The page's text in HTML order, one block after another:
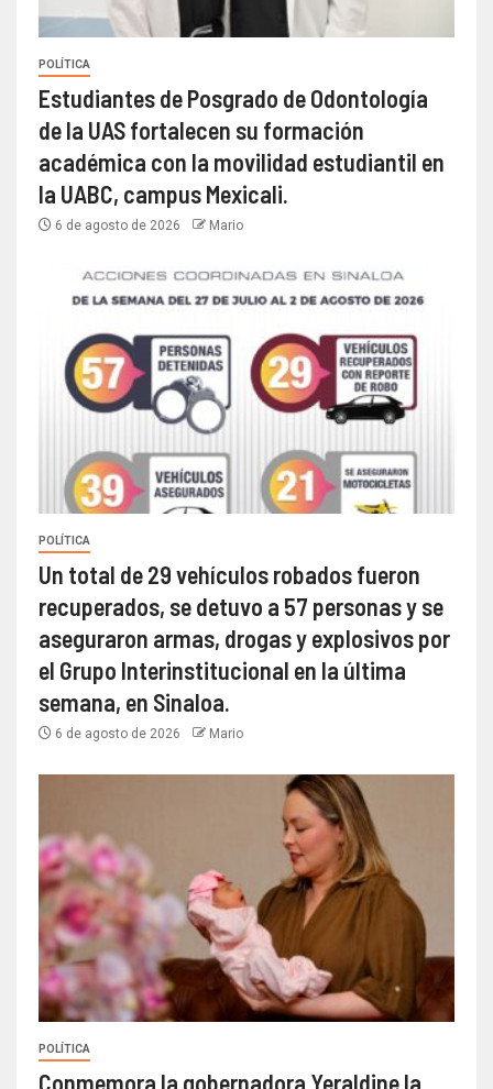
POLÍTICA
Estudiantes de Posgrado de Odontología
de la UAS fortalecen su formación
académica con la movilidad estudiantil en
la UABC, campus Mexicali.
6 de agosto de 2026 Mario
POLÍTICA
Un total de 29 vehículos robados fueron
recuperados, se detuvo a 57 personas y se
aseguraron armas, drogas y explosivos por
el Grupo Interinstitucional en la última
semana, en Sinaloa.
6 de agosto de 2026 Mario
POLÍTICA
Conmemora la gobernadora Yeraldine la